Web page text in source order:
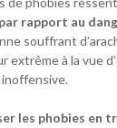
rapport au
souffrant
à la vue
les phobies en